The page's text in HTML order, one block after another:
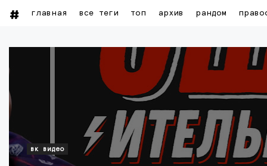
главная все теги топ архив рандом
вк видео